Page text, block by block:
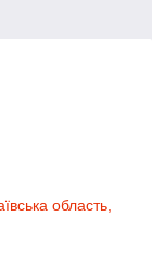
область,